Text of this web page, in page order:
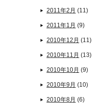
2011年2月 (11)
2011年1月 (9)
2010年12月 (11)
2010年11月 (13)
2010年10月 (9)
2010年9月 (10)
2010年8月 (6)